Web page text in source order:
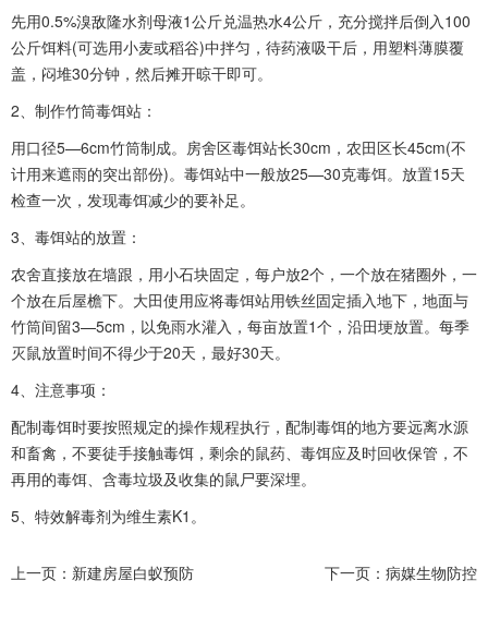
先用0.5%溴敌隆水剂母液1公斤兑温热水4公斤，充分搅拌后倒入100
公斤饵料(可选用小麦或稻谷)中拌匀，待药液吸干后，用塑料薄膜覆
盖，闷堆30分钟，然后摊开晾干即可。
2、制作竹筒毒饵站：
用口径5—6cm竹筒制成。房舍区毒饵站长30cm，农田区长45cm(不
计用来遮雨的突出部份)。毒饵站中一般放25—30克毒饵。放置15天
检查一次，发现毒饵减少的要补足。
3、毒饵站的放置：
农舍直接放在墙跟，用小石块固定，每户放2个，一个放在猪圈外，一
个放在后屋檐下。大田使用应将毒饵站用铁丝固定插入地下，地面与
竹筒间留3—5cm，以免雨水灌入，每亩放置1个，沿田埂放置。每季
灭鼠放置时间不得少于20天，最好30天。
4、注意事项：
配制毒饵时要按照规定的操作规程执行，配制毒饵的地方要远离水源
和畜禽，不要徒手接触毒饵，剩余的鼠药、毒饵应及时回收保管，不
再用的毒饵、含毒垃圾及收集的鼠尸要深埋。
5、特效解毒剂为维生素K1。
上一页： 新建房屋白蚁预防 下一页： 病媒生物防控